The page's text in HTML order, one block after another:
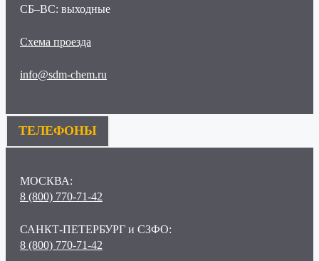
СБ–ВС: выходные
Схема проезда
info@sdm-chem.ru
ТЕЛЕФОНЫ
МОСКВА:
8 (800) 770-71-42
САНКТ-ПЕТЕРБУРГ и СЗФО:
8 (800) 770-71-42